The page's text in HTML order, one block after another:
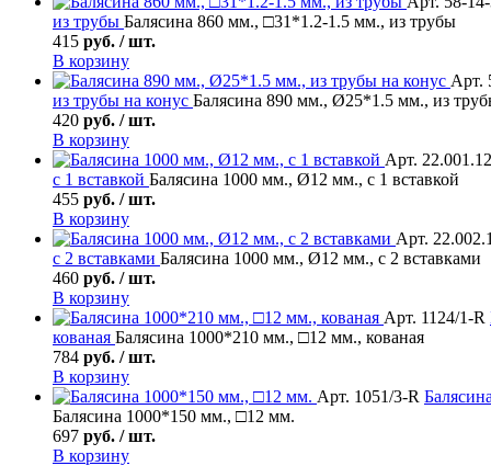
из трубы Балясина 860 мм., □31*1.2-1.5 мм., из трубы
415 руб. / шт.
В корзину
Арт.
из трубы на конус Балясина 890 мм., Ø25*1.5 мм., из
420 руб. / шт.
В корзину
Арт. 22.001.12
с 1 вставкой Балясина 1000 мм., Ø12 мм., с 1 вставкой
455 руб. / шт.
В корзину
Арт.
с 2 вставками Балясина 1000 мм., Ø12 мм., с 2 вставками
460 руб. / шт.
В корзину
Арт. 1124/1-R
кованая Балясина 1000*210 мм., □12 мм., кованая
784 руб. / шт.
В корзину
Арт. 1051/3-R
Балясина 1000*150 мм., □12 мм.
697 руб. / шт.
В корзину